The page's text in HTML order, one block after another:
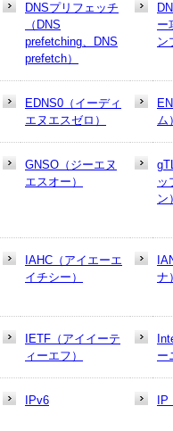
DNSプリフェッチ
（DNS
prefetching、DNS
prefetch）
ー
ン
EDNS0（イーディ
エヌエスゼロ）
ム
GNSO（ジーエヌ
エスオー）
ッ
ン
IAHC（アイエーエ
イチシー）
ナ
IETF（アイイーテ
ィーエフ）
ー
IPv6